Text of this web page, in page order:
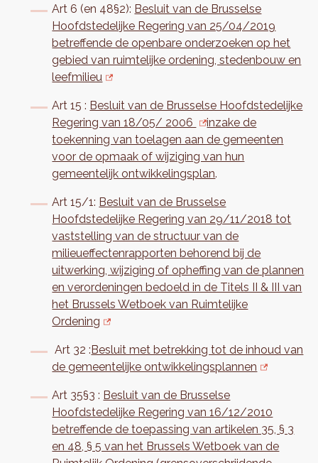
Art 6 (en 48§2): Besluit van de Brusselse
Hoofdstedelijke Regering van 25/04/2019
betreffende de openbare onderzoeken op het
gebied van ruimtelijke ordening, stedenbouw en
leefmilieu
Art 15 : Besluit van de Brusselse Hoofdstedelijke
Regering van 18/05/ 2006
inzake de
toekenning van toelagen aan de gemeenten
voor de opmaak of wijziging van hun
gemeentelijk ontwikkelingsplan.
Art 15/1: Besluit van de Brusselse
Hoofdstedelijke Regering van 29/11/2018 tot
vaststelling van de structuur van de
milieueffectenrapporten behorend bij de
uitwerking, wijziging of opheffing van de plannen
en verordeningen bedoeld in de Titels II & III van
het Brussels Wetboek van Ruimtelijke
Ordening
Art 32 :Besluit met betrekking tot de inhoud van
de gemeentelijke ontwikkelingsplannen
Art 35§3 : Besluit van de Brusselse
Hoofdstedelijke Regering van 16/12/2010
betreffende de toepassing van artikelen 35, § 3
en 48, § 5 van het Brussels Wetboek van de